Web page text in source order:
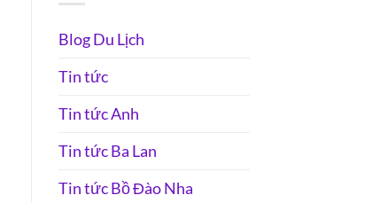
Blog Du Lịch
Tin tức
Tin tức Anh
Tin tức Ba Lan
Tin tức Bồ Đào Nha